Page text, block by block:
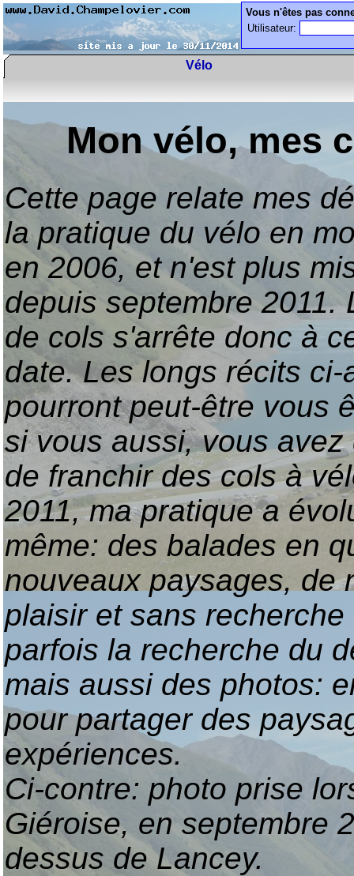
Vous n'êtes pas
Utilisateur:
Vélo
Mon vélo, mes
Cette page relate mes
la pratique du vélo en
en 2006, et n'est plus
depuis septembre 2011.
de cols s'arrête donc à
date. Les longs récits ci-
pourront peut-être vous
si vous aussi, vous avez
de franchir des cols à
2011, ma pratique a
même: des balades en
nouveaux paysages, de
plaisir et sans
parfois la recherche du
mais aussi des photos:
pour partager des
expériences.
Ci-contre: photo prise
Giéroise, en septembre
dessus de Lancey.